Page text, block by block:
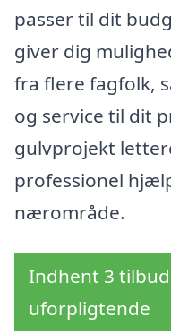
passer til dit
giver dig
fra flere fagfolk,
og service til dit
gulvprojekt
professionel
nærområde.
Indhent 3
uforpligtende